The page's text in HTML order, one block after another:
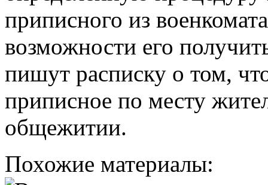
приписного из
возможности его
пишут расписку о том,
приписное по месту
общежитии.
Похожие материалы: